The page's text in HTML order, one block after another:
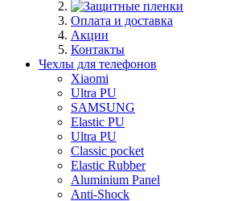
Оплата и доставка
Акции
Контакты
Чехлы для телефонов
Xiaomi
Ultra PU
SAMSUNG
Elastic PU
Ultra PU
Classic pocket
Elastic Rubber
Aluminium Panel
Anti-Shock